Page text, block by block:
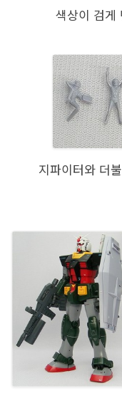
색상이 검게
지파이터와 더